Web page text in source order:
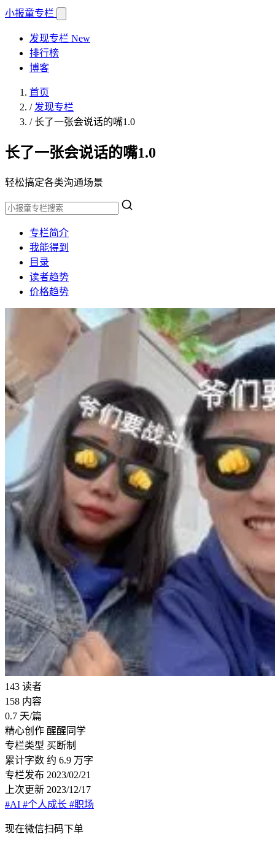
小报童专栏
发现专栏 New
排行榜
博客
首页
/ 发现专栏
/长了一张会说话的嘴1.0
长了一张会说话的嘴1.0
轻松搞定各类沟通场景
专栏简介
我能得到
目录
读者趋势
价格趋势
143 读者
158 内容
0.7 天/篇
精心创作 醒醒同学
专栏类型 买断制
累计字数 约 6.9 万字
专栏发布 2023/02/21
上次更新 2023/12/17
#AI #个人成长 #职场
现在微信扫码下单